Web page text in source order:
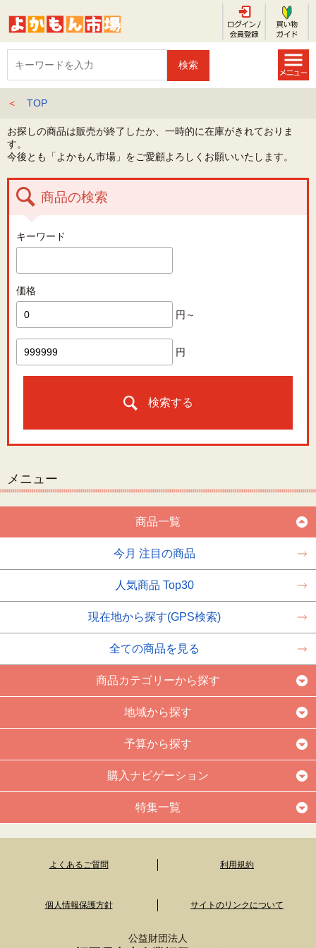
＜ TOP
お探しの商品は販売が終了したか、一時的に在庫がきれておりま
す。
今後とも「よかもん市場」をご愛顧よろしくお願いいたします。
商品の検索
キーワード
価格
円～
円
検索する
メニュー
商品一覧
今月 注目の商品
人気商品 Top30
現在地から探す(GPS検索)
全ての商品を見る
商品カテゴリーから探す
地域から探す
予算から探す
購入ナビゲーション
特集一覧
よくあるご質問 利用規約
個人情報保護方針 サイトのリンクについて
公益財団法人